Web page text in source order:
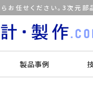
任せください。3次元
製品事例